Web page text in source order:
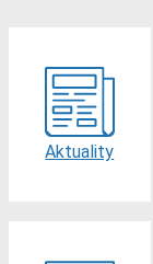
Aktuality